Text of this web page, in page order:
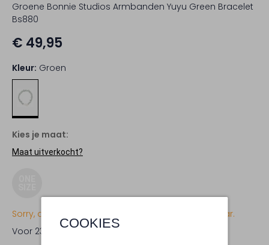
COOKIES
Groene Bonnie Studios Armbanden Yuyu Green Bracelet
Bs880
€ 49,95
Kleur: Groen
Kies je maat:
Maat uitverkocht?
Sorry, dit item is momenteel (nog) niet beschikbaar.
Voor 23:59 uur besteld, woensdag in huis